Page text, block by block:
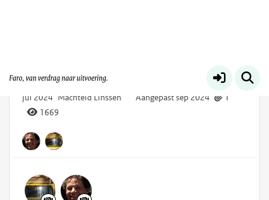
Burgerperspectief bij beleidsvorming
jul 2024 Machteld Linssen Aangepast sep 2024
1
1669